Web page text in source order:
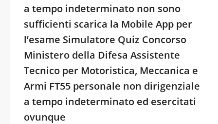
a tempo indeterminato non sono
sufficienti scarica la Mobile App per
l’esame Simulatore Quiz Concorso
Ministero della Difesa Assistente
Tecnico per Motoristica, Meccanica e
Armi FT55 personale non dirigenziale
a tempo indeterminato ed esercitati
ovunque